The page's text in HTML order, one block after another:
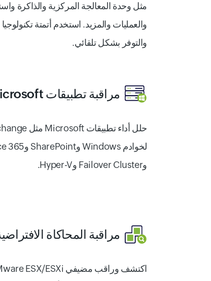
مثل وحدة المعالجة المركزية والذاكرة
والعمليات والمزيد. استخدم أتمتة
والتوفر بشكل تلقائي.
مراقبة تطبيقات Microsoft
وFailover Cluster وHyper-V.
مراقبة المحاكاة